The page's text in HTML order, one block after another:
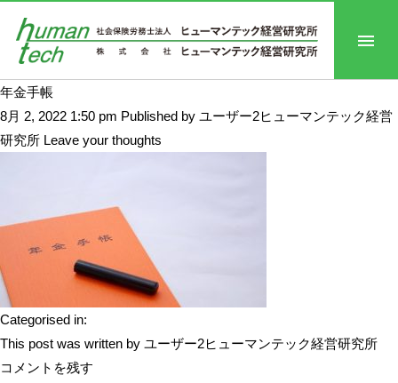
年金手帳
8月 2, 2022 1:50 pm Published by ユーザー2ヒューマンテック経営
研究所 Leave your thoughts
Categorised in:
This post was written by ユーザー2ヒューマンテック経営研究所
コメントを残す